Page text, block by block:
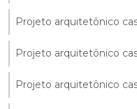
Projeto arquitetônico
Projeto arquitetônico
Projeto arquitetônico